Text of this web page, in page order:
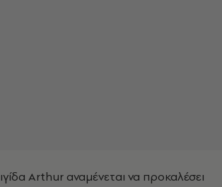
Arthur αναμένεται να προκαλέσει